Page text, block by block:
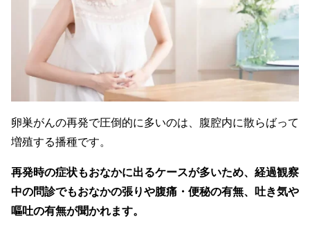
卵巣がんの再発で圧倒的に多いのは、腹腔内に散らばって
増殖する播種です。
再発時の症状もおなかに出るケースが多いため、経過観察
中の問診でもおなかの張りや腹痛・便秘の有無、吐き気や
嘔吐の有無が聞かれます。